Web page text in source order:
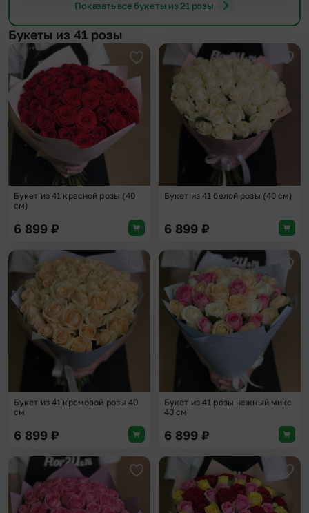
Показать все букеты из 21 розы
Букеты из 41 розы
Добавить в избранное
Букет из 41 красной розы (40
см)
6 899 ₽
Букет из 41 белой розы (40 см)
6 899 ₽
Добавить в избранное
Букет из 41 кремовой розы 40
см
6 899 ₽
Букет из 41 розы нежный микс
40 см
6 899 ₽
Добавить в избранное